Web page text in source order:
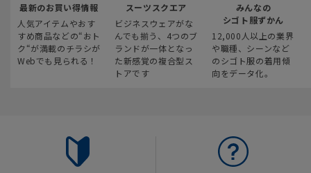
最新のお買い得情報
人気アイテムやおす
すめ商品などの“おト
ク“が満載のチラシが
Webでも見られる！
スーツスクエア
ビジネスウェアがな
んでも揃う、4つのブ
ランドが一体となっ
た新感覚の複合型ス
トアです
みんなの
シゴト服ずかん
12,000人以上の業界
や職種、シーンなど
のシゴト服の着用傾
向をデータ化。